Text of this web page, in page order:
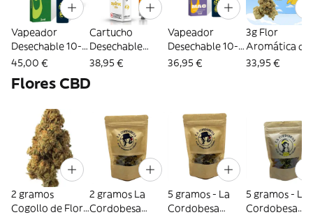
Vapeador
Desechable 10-
OH 2ml - Rollz
45,00 €
Cartucho
Desechable
Velaro 8-OH 2ml
Aporex
38,95 €
Vapeador
Desechable 10-
OH 1ml - Rollz
36,95 €
3g Flor
Aromática de
10-OH - Rollz
33,95 €
Flores CBD
2 gramos
Cogollo de Flor
2 gramos La
Cordobesa
5 gramos - La
Cordobesa
5 gramos - La
Cordobesa